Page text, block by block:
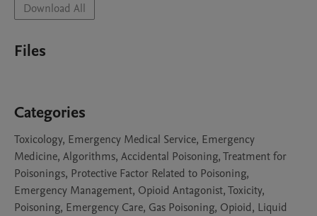
Download All
Files
Categories
Toxicology, Emergency Medical Service, Emergency
Medicine, Algorithms, Accidental Poisoning, Treatment for
Poisonings, Protective Factor Related to Poisoning,
Emergency Management, Opioid Antagonist, Toxicity,
Poisoning, Emergency Care, Gas Poisoning, Opioid, Liquid